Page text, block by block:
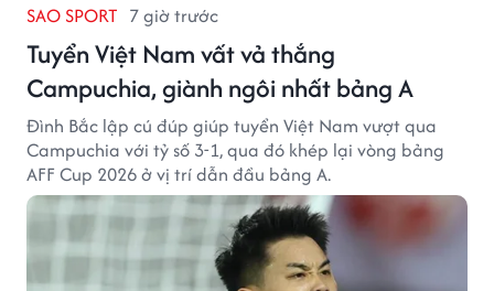
SAO SPORT 7 giờ trước
Tuyển Việt Nam vất vả thắng
Campuchia, giành ngôi nhất bảng A
Đình Bắc lập cú đúp giúp tuyển Việt Nam vượt qua
Campuchia với tỷ số 3-1, qua đó khép lại vòng bảng
AFF Cup 2026 ở vị trí dẫn đầu bảng A.